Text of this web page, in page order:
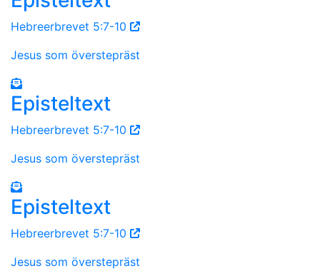
Hebreerbrevet 5:7-10
Jesus som överstepräst
Episteltext
Hebreerbrevet 5:7-10
Jesus som överstepräst
Episteltext
Hebreerbrevet 5:7-10
Jesus som överstepräst